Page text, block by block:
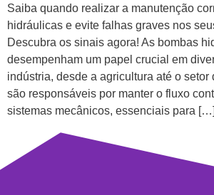
Saiba quando realizar a manutenção
hidráulicas e evite falhas graves nos
Descubra os sinais agora! As bombas
desempenham um papel crucial em
indústria, desde a agricultura até o setor
são responsáveis por manter o fluxo
sistemas mecânicos, essenciais para […]